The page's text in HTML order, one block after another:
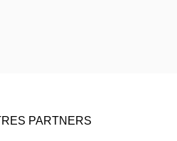
PARTNERS